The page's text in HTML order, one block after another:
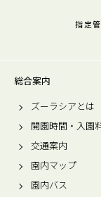
指定
総合案内
ズーラシアとは
開園時間・入園
交通案内
園内マップ
園内バス